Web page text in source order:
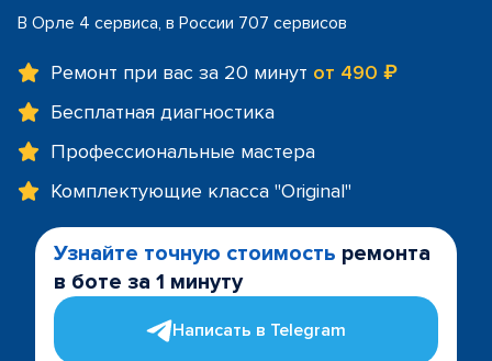
В Орле 4 сервиса, в России 707 сервисов
Ремонт при вас за 20 минут от 490 ₽
Бесплатная диагностика
Профессиональные мастера
Комплектующие класса "Original"
Узнайте точную стоимость ремонта
в боте за 1 минуту
Написать в Telegram